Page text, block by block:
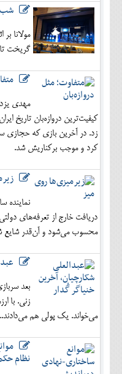
شب
مولانا
گریخت تا
مهدی
کیفیت‌ترین دروازه‌بان تاریخ
زد. در آخرین بازی که حجازی
کرد و موجب برکناریش شد.
نماینده
دریافت خارج از تعرفه‌های
محسوب می‌شود و آن‌قدر شایع
بعد
زنی. با
می‌خواند. یک پولی هم
نظام